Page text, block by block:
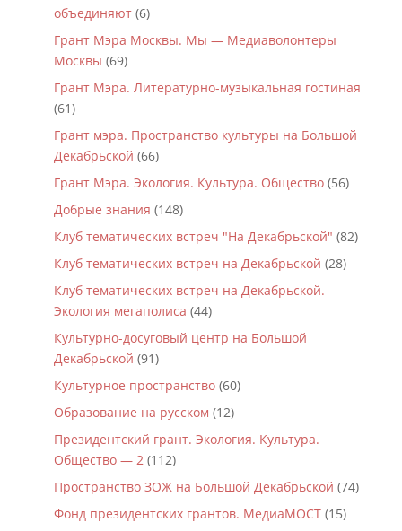
объединяют(6)
Грант Мэра Москвы. Мы — Медиаволонтеры
Москвы (69)
Грант Мэра. Литературно-музыкальная гостиная
(61)
Грант мэра. Пространство культуры на Большой
Декабрьской (66)
Грант Мэра. Экология. Культура. Общество(56)
Добрые знания (148)
Клуб тематических встреч "На Декабрьской" (82)
Клуб тематических встреч на Декабрьской (28)
Клуб тематических встреч на Декабрьской.
Экология мегаполиса (44)
Культурно-досуговый центр на Большой
Декабрьской (91)
Культурное пространство(60)
Образование на русском (12)
Президентский грант. Экология. Культура.
Общество — 2(112)
Пространство ЗОЖ на Большой Декабрьской (74)
Фонд президентских грантов. МедиаМОСТ(15)